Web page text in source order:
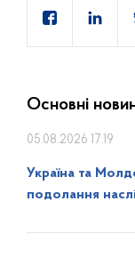
Основні
05.08.2026 17:19
Україна та
подолання